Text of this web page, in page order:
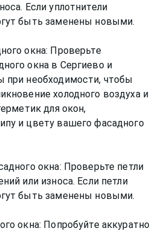
Если уплотнители
быть заменены новыми.
окна: Проверьте
окна в Сергиево и
при необходимости, чтобы
холодного воздуха и
для окон,
и цвету вашего фасадного
окна: Проверьте петли
или износа. Если петли
быть заменены новыми.
окна: Попробуйте аккуратно